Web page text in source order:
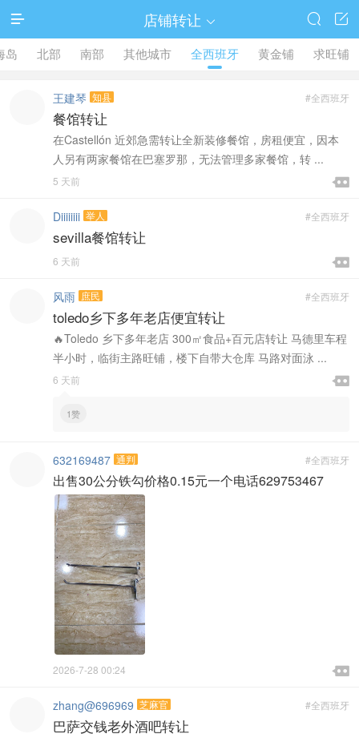
 店铺转让  

岛 北部 南部 其他城市 全西班牙 黄金铺 求旺铺
#全西班牙
王建琴 知县
餐馆转让
在Castellón 近郊急需转让全新装修餐馆，房租便宜，因本
人另有两家餐馆在巴塞罗那，无法管理多家餐馆，转 ...

5 天前 
#全西班牙
Diiiiiiii 举人
sevilla餐馆转让

6 天前 
#全西班牙
风雨 庶民
toledo乡下多年老店便宜转让
🔥Toledo 乡下多年老店 300㎡食品+百元店转让 马德里车程
半小时，临街主路旺铺，楼下自带大仓库 马路对面泳 ...

6 天前 
1赞
#全西班牙
632169487 通判
出售30公分铁勾价格0.15元一个电话629753467

2026-7-28 00:24 
#全西班牙
zhang@696969 芝麻官
巴萨交钱老外酒吧转让